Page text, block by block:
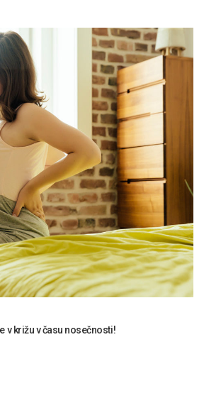
v križu v času nosečnosti!